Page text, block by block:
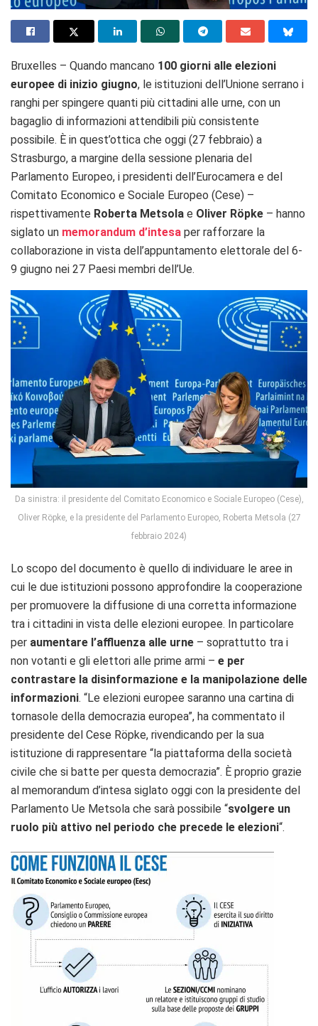
Bruxelles – Quando mancano 100 giorni alle elezioni
europee di inizio giugno, le istituzioni dell’Unione serrano i
ranghi per spingere quanti più cittadini alle urne, con un
bagaglio di informazioni attendibili più consistente
possibile. È in quest’ottica che oggi (27 febbraio) a
Strasburgo, a margine della sessione plenaria del
Parlamento Europeo, i presidenti dell’Eurocamera e del
Comitato Economico e Sociale Europeo (Cese) –
rispettivamente Roberta Metsola e Oliver Röpke – hanno
siglato un memorandum d’intesa per rafforzare la
collaborazione in vista dell’appuntamento elettorale del 6-
9 giugno nei 27 Paesi membri dell’Ue.
Da sinistra: il presidente del Comitato Economico e Sociale Europeo (Cese),
Oliver Röpke, e la presidente del Parlamento Europeo, Roberta Metsola (27
febbraio 2024)
Lo scopo del documento è quello di individuare le aree in
cui le due istituzioni possono approfondire la cooperazione
per promuovere la diffusione di una corretta informazione
tra i cittadini in vista delle elezioni europee. In particolare
per aumentare l’affluenza alle urne – soprattutto tra i
non votanti e gli elettori alle prime armi – e per
contrastare la disinformazione e la manipolazione delle
informazioni. “Le elezioni europee saranno una cartina di
tornasole della democrazia europea”, ha commentato il
presidente del Cese Röpke, rivendicando per la sua
istituzione di rappresentare “la piattaforma della società
civile che si batte per questa democrazia”. È proprio grazie
al memorandum d’intesa siglato oggi con la presidente del
Parlamento Ue Metsola che sarà possibile “svolgere un
ruolo più attivo nel periodo che precede le elezioni“.